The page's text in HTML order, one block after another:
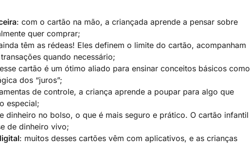
: com o cartão na mão, a criançada aprende a pensar sobre
quer comprar;
têm as rédeas! Eles definem o limite do cartão, acompanham
quando necessário;
cartão é um ótimo aliado para ensinar conceitos básicos como
dos “juros”;
de controle, a criança aprende a poupar para algo que
especial;
dinheiro no bolso, o que é mais seguro e prático. O cartão infantil
de dinheiro vivo;
: muitos desses cartões vêm com aplicativos, e as crianças